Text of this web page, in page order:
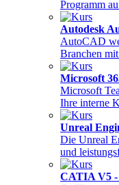
Programm
Autodesk
AutoCAD
Branchen
Microsoft
Microsoft
Ihre interne
Unreal
Die Unreal
und
CATIA V5 -